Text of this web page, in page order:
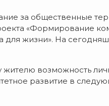
за общественные
«Формирование
для жизни». На
возможность
развитие в